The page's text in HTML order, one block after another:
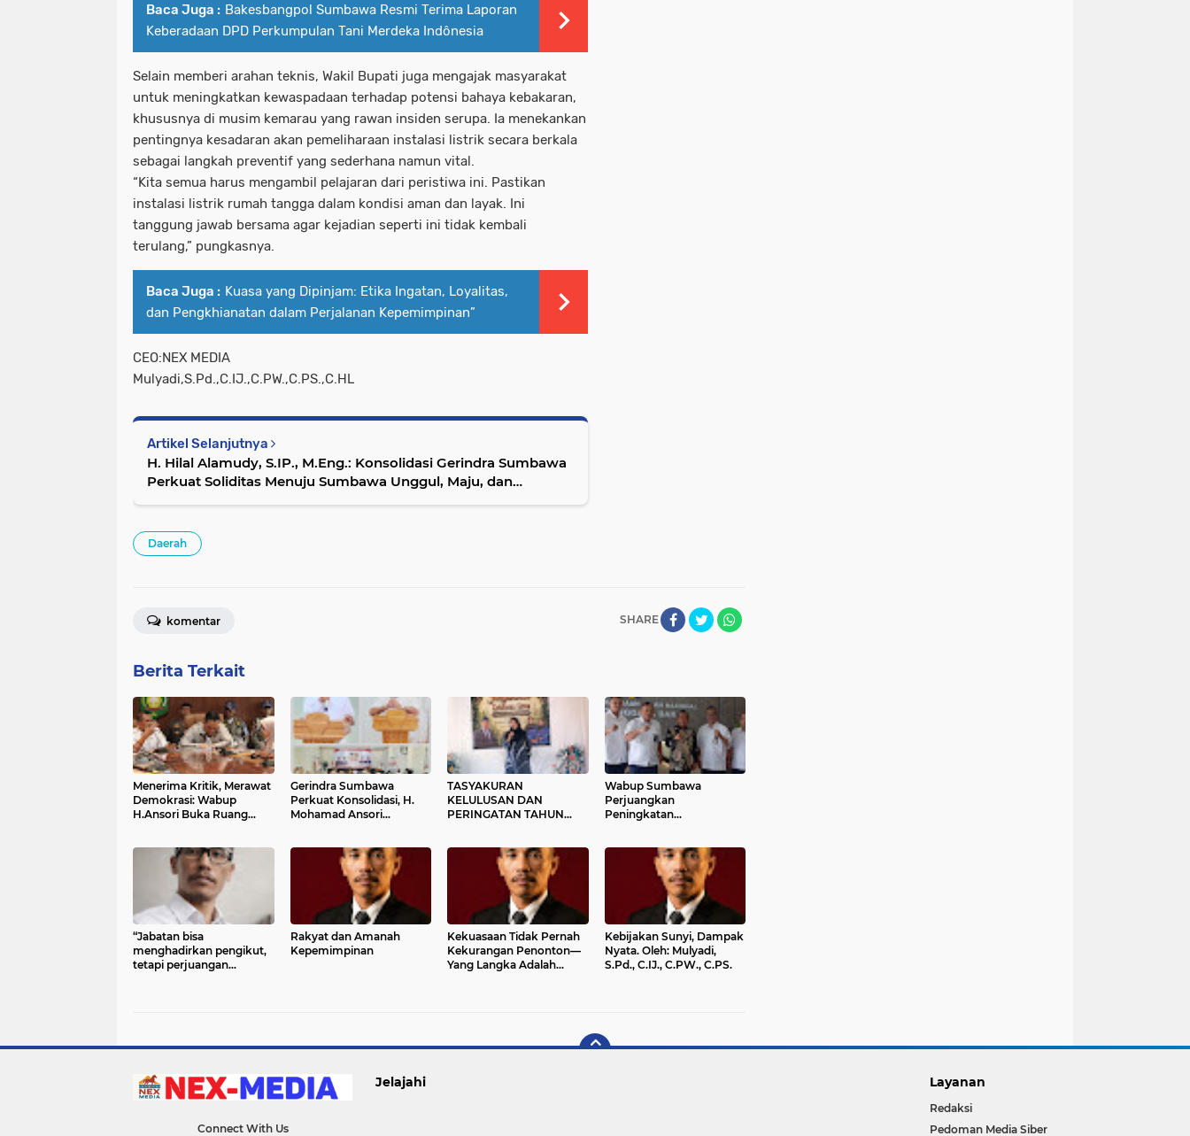
Baca Juga : Bakesbangpol Sumbawa Resmi Terima Laporan
Keberadaan DPD Perkumpulan Tani Merdeka Indônesia
Selain memberi arahan teknis, Wakil Bupati juga mengajak masyarakat
untuk meningkatkan kewaspadaan terhadap potensi bahaya kebakaran,
khususnya di musim kemarau yang rawan insiden serupa. Ia menekankan
pentingnya kesadaran akan pemeliharaan instalasi listrik secara berkala
sebagai langkah preventif yang sederhana namun vital.
“Kita semua harus mengambil pelajaran dari peristiwa ini. Pastikan
instalasi listrik rumah tangga dalam kondisi aman dan layak. Ini
tanggung jawab bersama agar kejadian seperti ini tidak kembali
terulang,” pungkasnya.
Baca Juga : Kuasa yang Dipinjam: Etika Ingatan, Loyalitas,
dan Pengkhianatan dalam Perjalanan Kepemimpinan”
CEO:NEX MEDIA
Mulyadi,S.Pd.,C.IJ.,C.PW.,C.PS.,C.HL
Artikel Selanjutnya
H. Hilal Alamudy, S.IP., M.Eng.: Konsolidasi Gerindra Sumbawa
Perkuat Soliditas Menuju Sumbawa Unggul, Maju, dan
Daerah
SHARE
komentar
Berita Terkait
Menerima Kritik, Merawat
Demokrasi: Wabup
H.Ansori Buka Ruang
Gerindra Sumbawa
Perkuat Konsolidasi, H.
Mohamad Ansori
Asta Cita Presiden
TASYAKURAN
KELULUSAN DAN
PERINGATAN TAHUN
PENDIDIKAN DI ORONG
Wabup Sumbawa
Perjuangkan
Peningkatan
“Jabatan bisa
menghadirkan pengikut,
tetapi perjuangan
Rakyat dan Amanah
Kepemimpinan
Kekuasaan Tidak Pernah
Kekurangan Penonton—
Yang Langka Adalah
Kebijakan Sunyi, Dampak
Nyata. Oleh: Mulyadi,
S.Pd., C.IJ., C.PW., C.PS.
Connect With Us
Jelajahi Layanan
Redaksi
Pedoman Media Siber